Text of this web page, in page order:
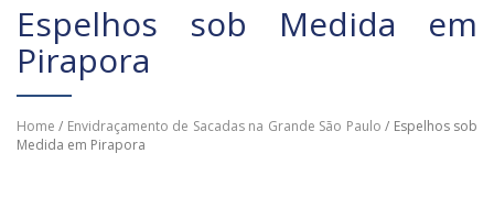
Espelhos sob Medida em
Pirapora
Home / Envidraçamento de Sacadas na Grande São Paulo / Espelhos sob
Medida em Pirapora